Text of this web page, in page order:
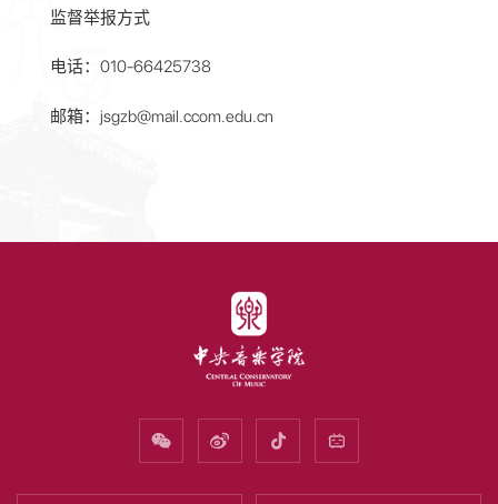
监督举报方式
电话：010-66425738
邮箱：jsgzb@mail.ccom.edu.cn